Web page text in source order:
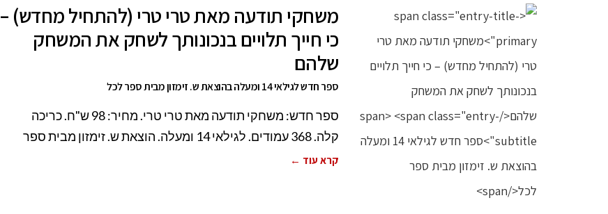
משחקי תודעה מאת טרי טרי (להתחיל מחדש) –
כי חייך תלויים בנכונותך לשחק את המשחק
שלהם
ספר חדש לגילאי 14 ומעלה בהוצאת ש. זימזון מבית ספר לכל
ספר חדש: משחקי תודעה מאת טרי טרי. מחיר: 98 ש"ח. כריכה
קלה. 368 עמודים. לגילאי 14 ומעלה. הוצאת ש. זימזון מבית ספר
קרא עוד ←